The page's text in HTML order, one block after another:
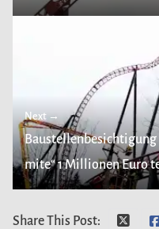
Next →
mite“ 1 Millionen Euro
Share This Post: